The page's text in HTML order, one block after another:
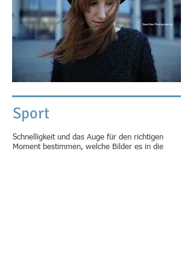
Sport
Schnelligkeit und das Auge für den richtigen
Moment bestimmen, welche Bilder es in die